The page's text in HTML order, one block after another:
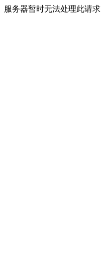
服务器暂时无法处理此请求